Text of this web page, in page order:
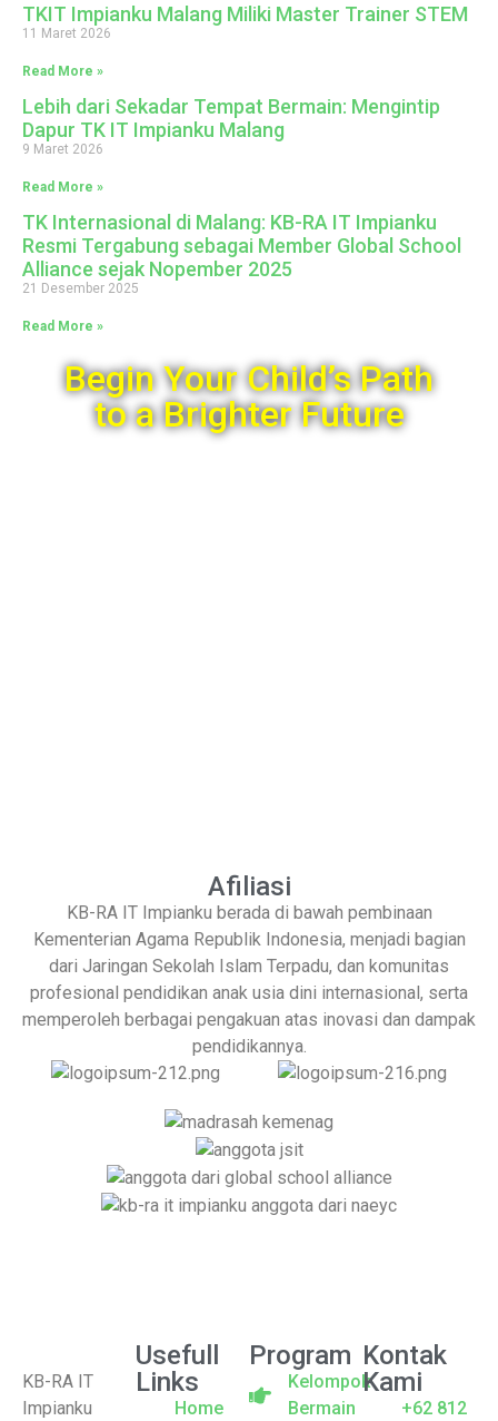
TKIT Impianku Malang Miliki Master Trainer STEM
11 Maret 2026
Read More »
Lebih dari Sekadar Tempat Bermain: Mengintip
Dapur TK IT Impianku Malang
9 Maret 2026
Read More »
TK Internasional di Malang: KB-RA IT Impianku
Resmi Tergabung sebagai Member Global School
Alliance sejak Nopember 2025
21 Desember 2025
Read More »
Begin Your Child’s Path
to a Brighter Future
Afiliasi
KB-RA IT Impianku berada di bawah pembinaan
Kementerian Agama Republik Indonesia, menjadi bagian
dari Jaringan Sekolah Islam Terpadu, dan komunitas
profesional pendidikan anak usia dini internasional, serta
memperoleh berbagai pengakuan atas inovasi dan dampak
pendidikannya.
KB-RA IT
Impianku
Usefull
Links
Home
Program
Kelompok
Bermain
Kontak
Kami
+62 812